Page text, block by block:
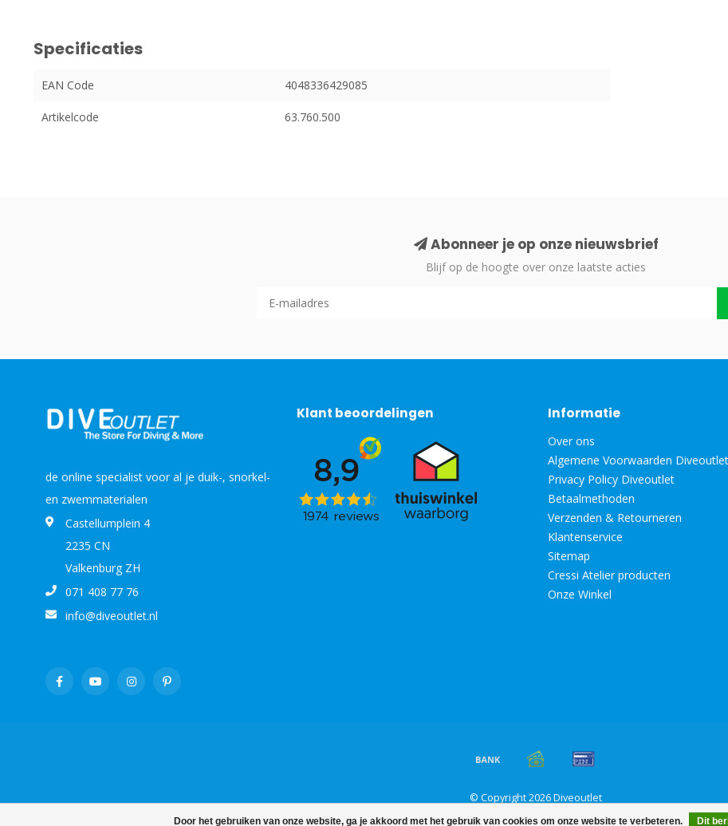
Specificaties
EAN Code 4048336429085
Artikelcode 63.760.500
Door het gebruiken van onze website, ga je akkoord met het gebruik van cookies om onze website te verbeteren. Dit
Abonneer je op onze nieuwsbrief
Blijf op de hoogte over onze laatste acties
de online specialist voor al je duik-, snorkel-
en zwemmaterialen
Castellumplein 4
2235 CN
Valkenburg ZH
071 408 77 76
info@diveoutlet.nl
Klant beoordelingen Informatie
Over ons
Algemene Voorwaarden Diveoutlet
Privacy Policy Diveoutlet
Betaalmethoden
Verzenden & Retourneren
Klantenservice
Sitemap
Cressi Atelier producten
Onze Winkel
© Copyright 2026 Diveoutlet